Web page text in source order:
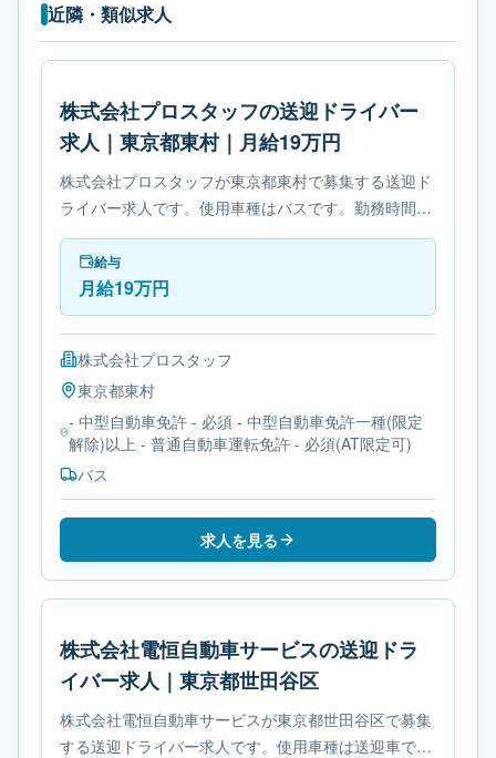
近隣・類似求人
株式会社プロスタッフの送迎ドライバー
求人｜東京都東村｜月給19万円
株式会社プロスタッフが東京都東村で募集する送迎ド
ライバー求人です。使用車種はバスです。勤務時間
は- 変形労働時間制です。必要免許は- 中型自動車免許
です。給与
月給19万円
株式会社プロスタッフ
東京都東村
- 中型自動車免許 - 必須 - 中型自動車免許一種(限定
解除)以上 - 普通自動車運転免許 - 必須(AT限定可)
バス
求人を見る
株式会社電恒自動車サービスの送迎ドラ
イバー求人｜東京都世田谷区
株式会社電恒自動車サービスが東京都世田谷区で募集
する送迎ドライバー求人です。使用車種は送迎車で